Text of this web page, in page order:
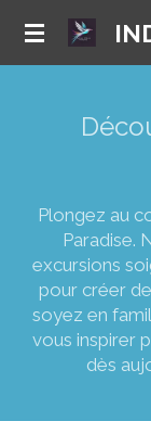
Passer
Plongez au
Paradise.
excursions
pour créer
soyez en
vous inspirer
dès